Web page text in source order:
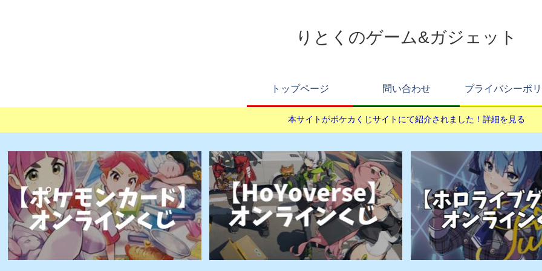
りとくのゲーム&ガジェット
トップページ 問い合わせ プライバシーポ
本サイトがポケカくじサイトにて紹介されました！詳細を見る